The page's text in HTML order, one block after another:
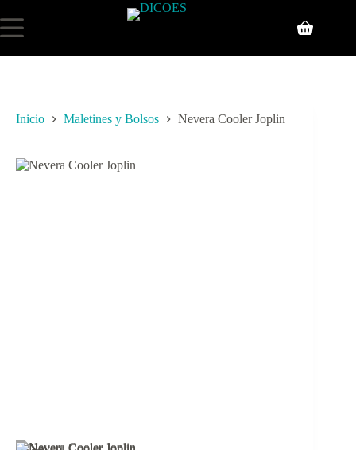
Inicio Maletines y Bolsos Nevera Cooler Joplin